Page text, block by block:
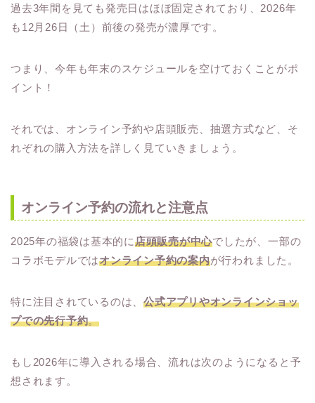
過去3年間を見ても発売日はほぼ固定されており、2026年
も12月26日（土）前後の発売が濃厚です。
つまり、今年も年末のスケジュールを空けておくことがポ
イント！
それでは、オンライン予約や店頭販売、抽選方式など、そ
れぞれの購入方法を詳しく見ていきましょう。
オンライン予約の流れと注意点
2025年の福袋は基本的に店頭販売が中心でしたが、一部の
コラボモデルではオンライン予約の案内が行われました。
特に注目されているのは、公式アプリやオンラインショッ
プでの先行予約。
もし2026年に導入される場合、流れは次のようになると予
想されます。